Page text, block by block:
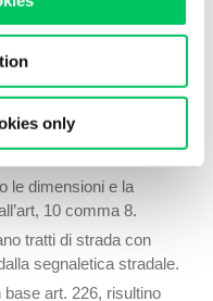
only
di autorizzazione è
. Sono definiti mezzi
del materiale per le
le attività edilizie,
sono:
le dimensioni e la
10 comma 8.
tratti di strada con
segnaletica stradale.
art. 226, risultino